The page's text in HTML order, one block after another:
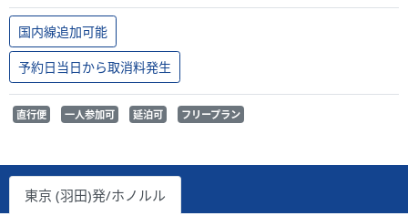
国内線追加可能
予約日当日から取消料発生
直行便 一人参加可 延泊可 フリープラン
東京 (羽田)発/ホノルル